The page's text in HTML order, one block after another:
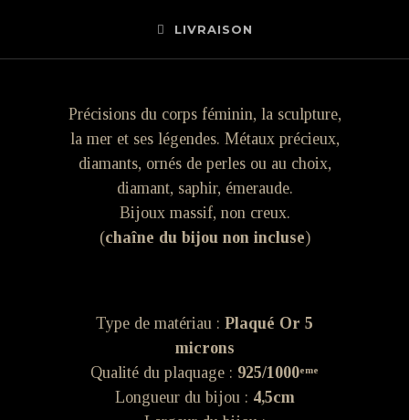
LIVRAISON
Précisions du corps féminin, la sculpture,
la mer et ses légendes. Métaux précieux,
diamants, ornés de perles ou au choix,
diamant, saphir, émeraude.
Bijoux massif, non creux.
(chaîne du bijou non incluse)
Type de matériau : Plaqué Or 5
microns
Qualité du plaquage : 925/1000ᵉᵐᵉ
Longueur du bijou : 4,5cm